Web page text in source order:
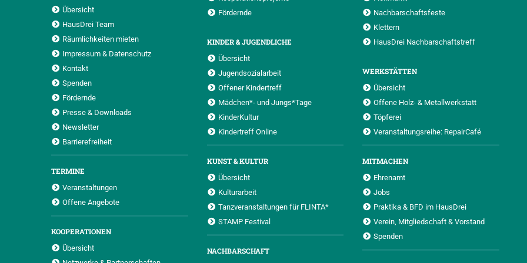
Übersicht
HausDrei Team
Räumlichkeiten mieten
Impressum & Datenschutz
Kontakt
Spenden
Fördernde
Presse & Downloads
Newsletter
Barrierefreiheit
TERMINE
Veranstaltungen
Offene Angebote
KOOPERATIONEN
Übersicht
Fördernde
KINDER & JUGENDLICHE
Übersicht
Jugendsozialarbeit
Offener Kindertreff
Mädchen*- und Jungs*Tage
KinderKultur
Kindertreff Online
KUNST & KULTUR
Übersicht
Kulturarbeit
Tanzveranstaltungen für FLINTA*
STAMP Festival
NACHBARSCHAFT
Nachbarschaftsfeste
Klettern
HausDrei Nachbarschaftstreff
WERKSTÄTTEN
Übersicht
Offene Holz- & Metallwerkstatt
Töpferei
Veranstaltungsreihe: RepairCafé
MITMACHEN
Ehrenamt
Jobs
Praktika & BFD im HausDrei
Verein, Mitgliedschaft & Vorstand
Spenden